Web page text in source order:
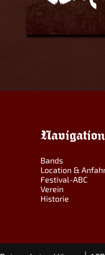
Navigation
Bands
Location &
Festival-ABC
Verein
Historie